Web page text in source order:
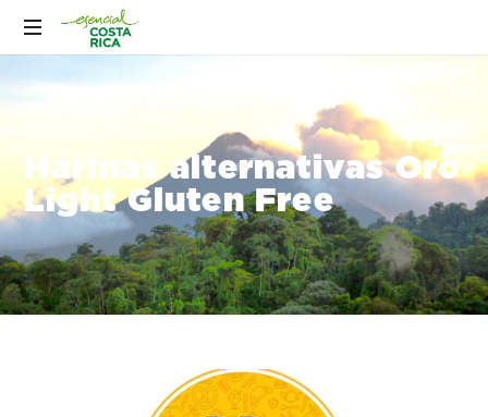
Harinas alternativas Oro
Light Gluten Free